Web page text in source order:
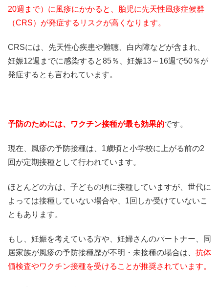
20週まで）に風疹にかかると、胎児に先天性風疹症候群
（CRS）が発症するリスクが高くなります。
CRSには、先天性心疾患や難聴、白内障などが含まれ、
妊娠12週までに感染すると85％、妊娠13～16週で50％が
発症するとも言われています。
予防のためには、ワクチン接種が最も効果的です。
現在、風疹の予防接種は、1歳頃と小学校に上がる前の2
回が定期接種として行われています。
ほとんどの方は、子どもの頃に接種していますが、世代に
よっては接種していない場合や、1回しか受けていないこ
ともあります。
もし、妊娠を考えている方や、妊婦さんのパートナー、同
居家族が風疹の予防接種歴が不明・未接種の場合は、 抗体
価検査やワクチン接種を受けることが推奨されています。